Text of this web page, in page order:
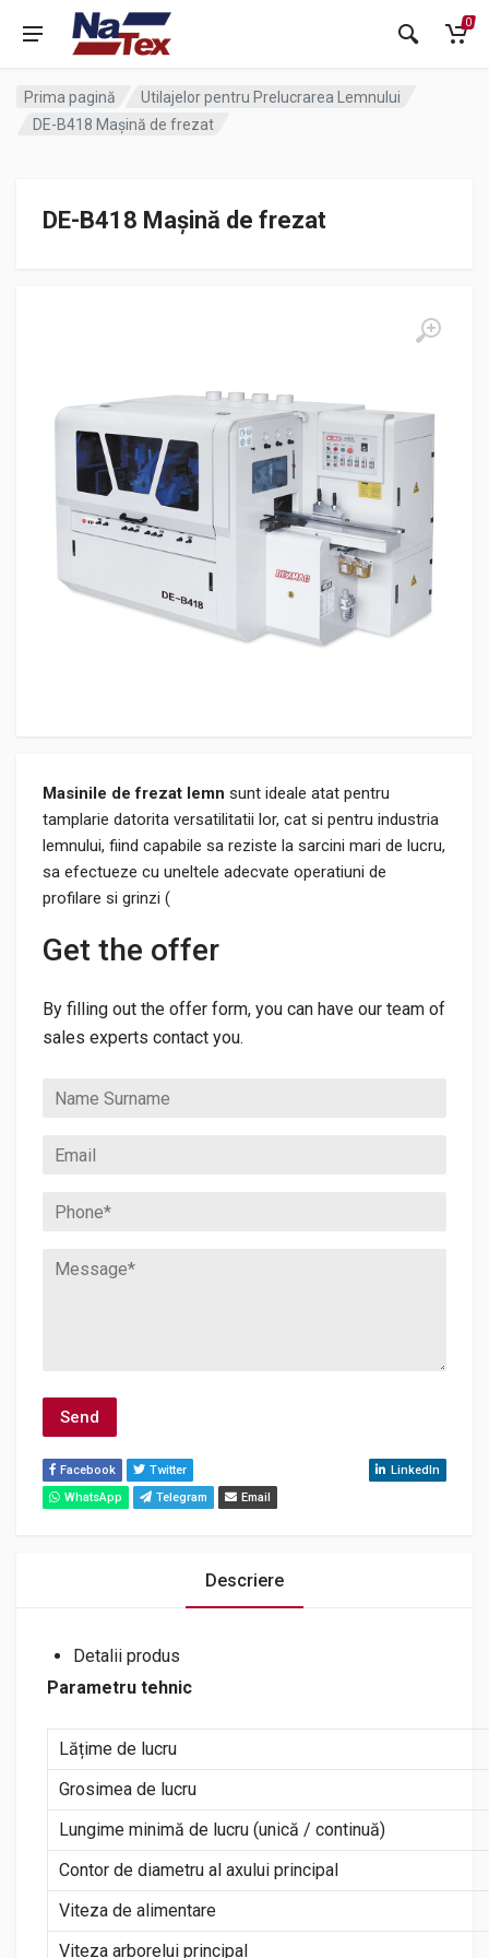
0
Prima pagină
Utilajelor pentru Prelucrarea Lemnului
DE-B418 Mașină de frezat
DE-B418 Mașină de frezat
Masinile de frezat lemn sunt ideale atat pentru
tamplarie datorita versatilitatii lor, cat si pentru industria
lemnului, fiind capabile sa reziste la sarcini mari de lucru,
sa efectueze cu uneltele adecvate operatiuni de
profilare si grinzi (
Get the offer
By filling out the offer form, you can have our team of
sales experts contact you.
Facebook Twitter
LinkedIn
WhatsApp
Telegram Email
Descriere
Detalii produs
Parametru tehnic
Lățime de lucru
Grosimea de lucru
Lungime minimă de lucru (unică / continuă)
Contor de diametru al axului principal
Viteza de alimentare
Viteza arborelui principal